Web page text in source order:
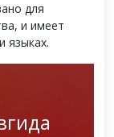
для
и имеет
языках.